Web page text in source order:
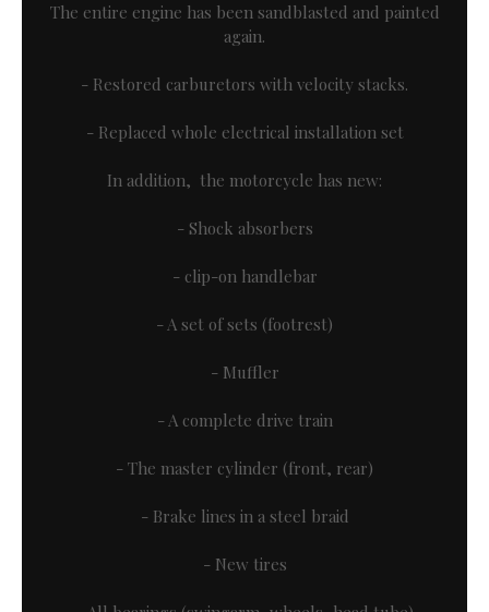
The entire engine has been sandblasted and painted
again.
- Restored carburetors with velocity stacks.
- Replaced whole electrical installation set
In addition, the motorcycle has new:
- Shock absorbers
- clip-on handlebar
- A set of sets (footrest)
- Muffler
- A complete drive train
- The master cylinder (front, rear)
- Brake lines in a steel braid
- New tires